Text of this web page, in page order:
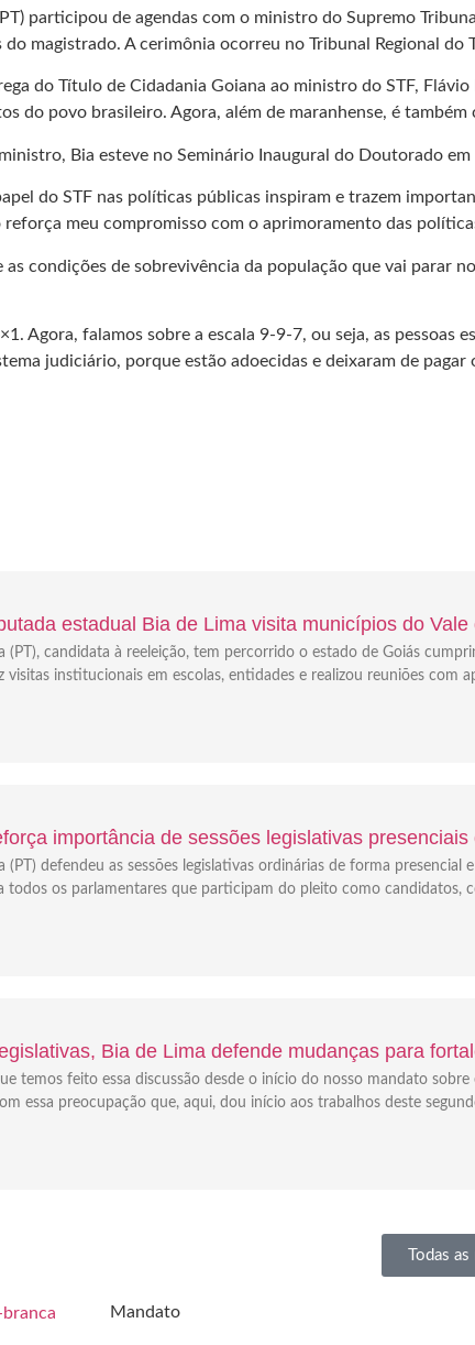
participou de agendas com o ministro do Supremo
magistrado. A cerimônia ocorreu no Tribunal Regional do
do Título de Cidadania Goiana ao ministro do STF,
do povo brasileiro. Agora, além de maranhense, é
Bia esteve no Seminário Inaugural do Doutorado
do STF nas políticas públicas inspiram e trazem
meu compromisso com o aprimoramento das
condições de sobrevivência da população que vai
Agora, falamos sobre a escala 9-9-7, ou seja, as
judiciário, porque estão adoecidas e deixaram de
estadual Bia de Lima visita municípios do
(PT), candidata à reeleição, tem percorrido o estado de Goiás
visitas institucionais em escolas, entidades e realizou reuniões com
importância de sessões legislativas
(PT) defendeu as sessões legislativas ordinárias de forma
todos os parlamentares que participam do pleito como candidatos,
Bia de Lima defende mudanças para
temos feito essa discussão desde o início do nosso mandato
essa preocupação que, aqui, dou início aos trabalhos deste
Todas
Mandato